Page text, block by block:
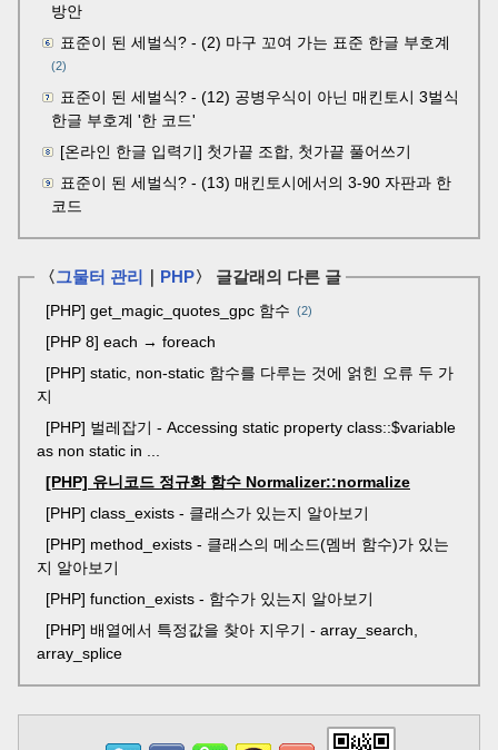
방안
표준이 된 세벌식? - (2) 마구 꼬여 가는 표준 한글 부호계
(2)
표준이 된 세벌식? - (12) 공병우식이 아닌 매킨토시 3벌식
한글 부호계 '한 코드'
[온라인 한글 입력기] 첫가끝 조합, 첫가끝 풀어쓰기
표준이 된 세벌식? - (13) 매킨토시에서의 3-90 자판과 한
코드
〈그물터 관리 PHP〉 글갈래의 다른 글
[PHP] get_magic_quotes_gpc 함수 2
[PHP 8] each → foreach
[PHP] static, non-static 함수를 다루는 것에 얽힌 오류 두 가
지
[PHP] 벌레잡기 - Accessing static property class::$variable
as non static in ...
[PHP] 유니코드 정규화 함수 Normalizer::normalize
[PHP] class_exists - 클래스가 있는지 알아보기
[PHP] method_exists - 클래스의 메소드(멤버 함수)가 있는
지 알아보기
[PHP] function_exists - 함수가 있는지 알아보기
[PHP] 배열에서 특정값을 찾아 지우기 - array_search,
array_splice